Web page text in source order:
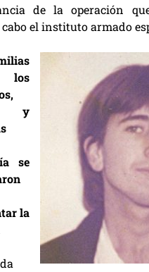
de la operación
el instituto armado
y
se
la